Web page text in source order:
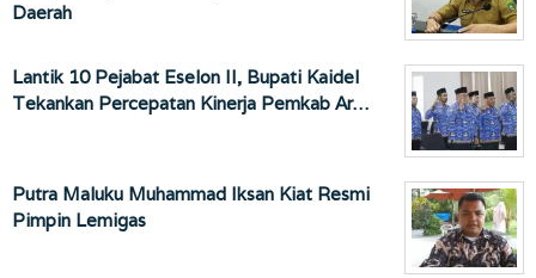
Daerah
Lantik 10 Pejabat Eselon II, Bupati Kaidel
Tekankan Percepatan Kinerja Pemkab Ar…
Putra Maluku Muhammad Iksan Kiat Resmi
Pimpin Lemigas